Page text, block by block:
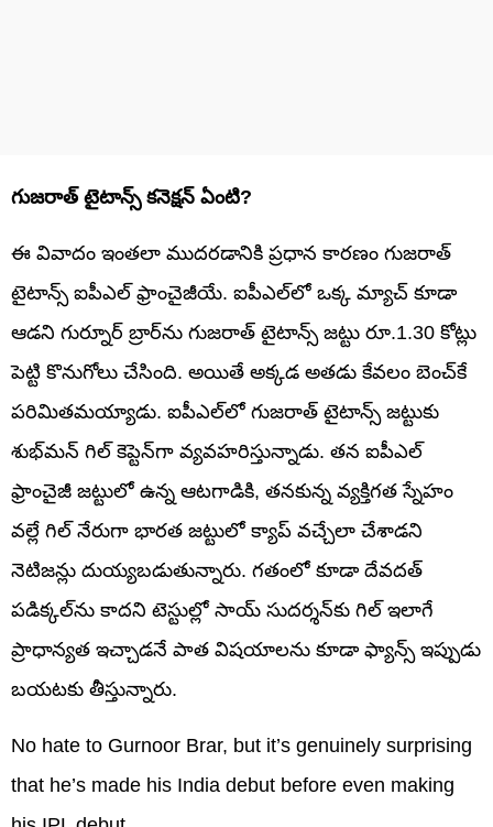
గుజరాత్ టైటాన్స్ కనెక్షన్ ఏంటి?
ఈ వివాదం ఇంతలా ముదరడానికి ప్రధాన కారణం గుజరాత్
టైటాన్స్ ఐపీఎల్ ఫ్రాంచైజీయే. ఐపీఎల్‌లో ఒక్క మ్యాచ్ కూడా
ఆడని గుర్నూర్ బ్రార్‌ను గుజరాత్ టైటాన్స్ జట్టు రూ.1.30 కోట్లు
పెట్టి కొనుగోలు చేసింది. అయితే అక్కడ అతడు కేవలం బెంచ్‌కే
పరిమితమయ్యాడు. ఐపీఎల్‌లో గుజరాత్ టైటాన్స్ జట్టుకు
శుభ్‌మన్ గిల్ కెప్టెన్‌గా వ్యవహరిస్తున్నాడు. తన ఐపీఎల్
ఫ్రాంచైజీ జట్టులో ఉన్న ఆటగాడికి, తనకున్న వ్యక్తిగత స్నేహం
వల్లే గిల్ నేరుగా భారత జట్టులో క్యాప్ వచ్చేలా చేశాడని
నెటిజన్లు దుయ్యబడుతున్నారు. గతంలో కూడా దేవదత్
పడిక్కల్‌ను కాదని టెస్టుల్లో సాయ్ సుదర్శన్‌కు గిల్ ఇలాగే
ప్రాధాన్యత ఇచ్చాడనే పాత విషయాలను కూడా ఫ్యాన్స్ ఇప్పుడు
బయటకు తీస్తున్నారు.
No hate to Gurnoor Brar, but it’s genuinely surprising
that he’s made his India debut before even making